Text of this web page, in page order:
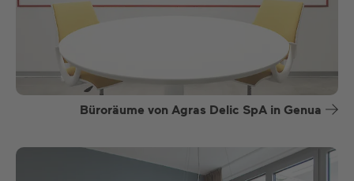
Büroräume von Agras Delic SpA in Genua